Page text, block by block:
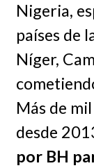
Nigeria,
países de
Níger,
Más de
desde
por BH